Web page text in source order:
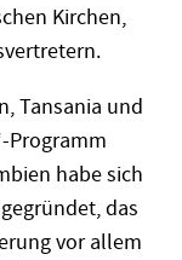
Kirchen,
Tansania und
Programm
habe sich
das
vor allem